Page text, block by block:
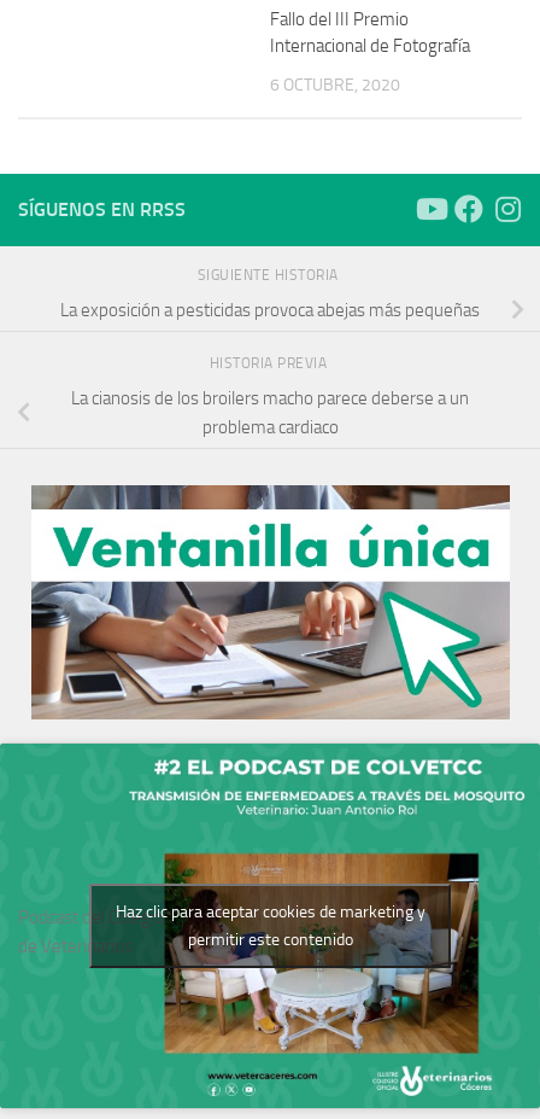
Fallo del III Premio
Internacional de Fotografía
6 OCTUBRE, 2020
SÍGUENOS EN RRSS
SIGUIENTE HISTORIA
La exposición a pesticidas provoca abejas más pequeñas
HISTORIA PREVIA
La cianosis de los broilers macho parece deberse a un
problema cardiaco
Podcast del Colegio
de Veterinarios
Haz clic para aceptar cookies de marketing y
permitir este contenido